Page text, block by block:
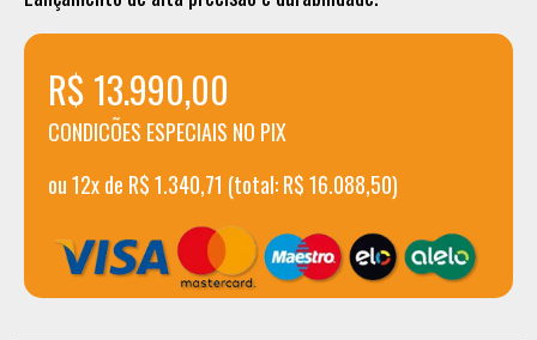
R$ 13.990,00
CONDICÕES ESPECIAIS NO PIX
ou 12x de R$ 1.340,71 (total: R$ 16.088,50)